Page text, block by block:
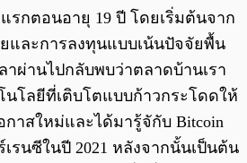
รกตอนอายุ 19 ปี โดยเริ่มต้นจาก
และการลงทุนแบบเน้นปัจจัยพื้น
าผ่านไปกลับพบว่าตลาดบ้านเรา
โลยีที่เติบโตแบบก้าวกระโดดให้
กาสใหม่และได้มารู้จักับ Bitcoin
รนซีในปี 2021 หลังจากนั้นเป็นต้น